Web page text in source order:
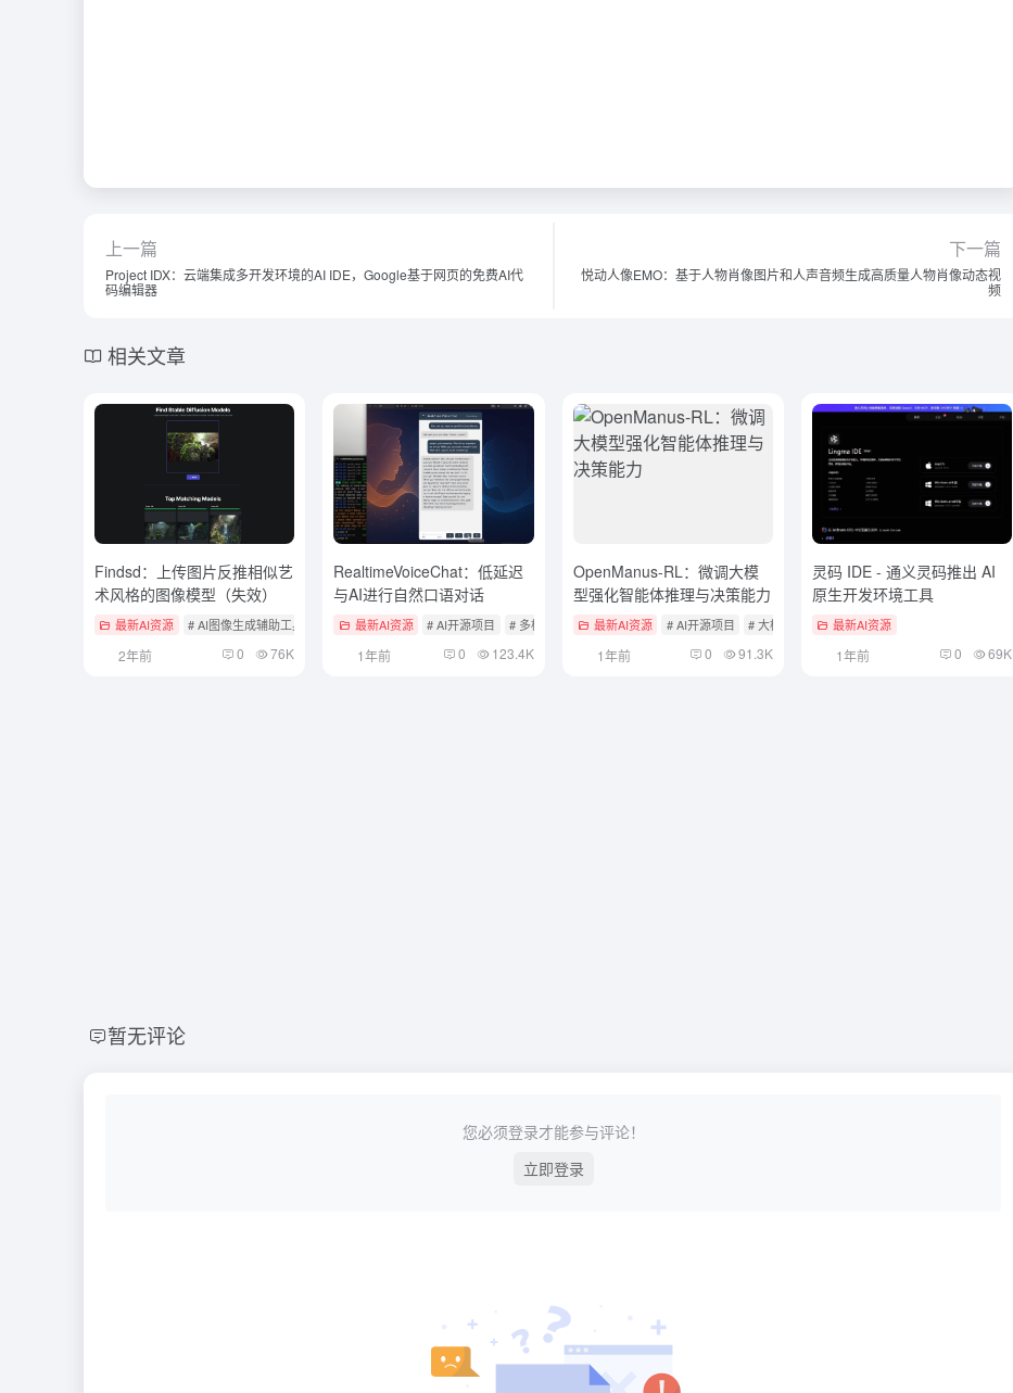
上一篇
Project IDX：云端集成多开发环境的AI IDE，Google基于网页的免费AI代
码编辑器
下一篇
悦动人像EMO：基于人物肖像图片和人声音频生成高质量人物肖像动态视
频
相关文章
Findsd：上传图片反推相似艺
术风格的图像模型（失效）
最新AI资源 # AI图像生成辅助工具
2年前 0 76K
RealtimeVoiceChat：低延迟
与AI进行自然口语对话
最新AI资源 # AI开源项目 # 多模态实时互动产品
1年前 0 123.4K
OpenManus-RL：微调大模
型强化智能体推理与决策能力
最新AI资源 # AI开源项目 # 大模型微调
1年前 0 91.3K
灵码 IDE - 通义灵码推出 AI
原生开发环境工具
最新AI资源
1年前 0 69K
暂无评论
您必须登录才能参与评论！
立即登录